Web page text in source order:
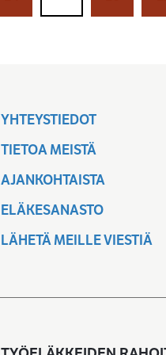
YHTEYSTIEDOT
TIETOA MEISTÄ
AJANKOHTAISTA
ELÄKESANASTO
LÄHETÄ MEILLE VIESTIÄ